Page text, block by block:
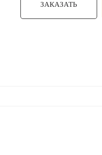
ЗАКАЗАТЬ